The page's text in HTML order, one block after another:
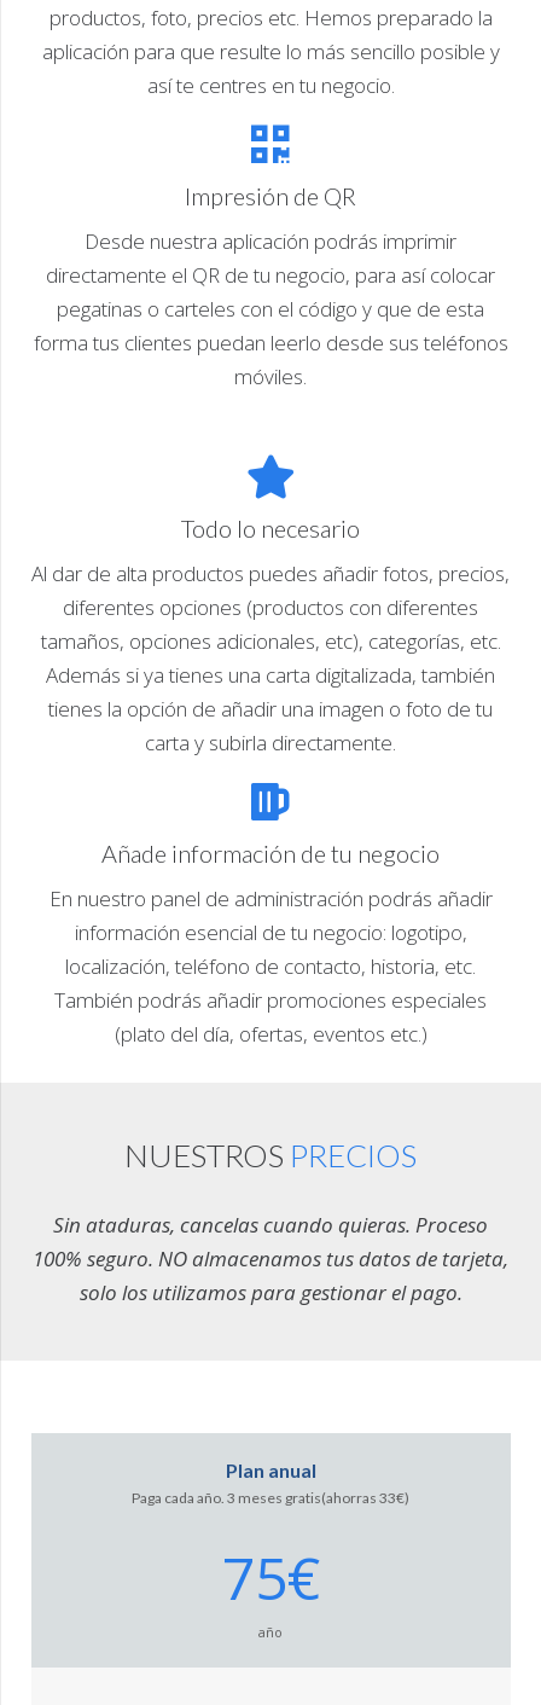
productos, foto, precios etc. Hemos preparado la
aplicación para que resulte lo más sencillo posible y
así te centres en tu negocio.
Impresión de QR
Desde nuestra aplicación podrás imprimir
directamente el QR de tu negocio, para así colocar
pegatinas o carteles con el código y que de esta
forma tus clientes puedan leerlo desde sus teléfonos
móviles.
Todo lo necesario
Al dar de alta productos puedes añadir fotos, precios,
diferentes opciones (productos con diferentes
tamaños, opciones adicionales, etc), categorías, etc.
Además si ya tienes una carta digitalizada, también
tienes la opción de añadir una imagen o foto de tu
carta y subirla directamente.
Añade información de tu negocio
En nuestro panel de administración podrás añadir
información esencial de tu negocio: logotipo,
localización, teléfono de contacto, historia, etc.
También podrás añadir promociones especiales
(plato del día, ofertas, eventos etc.)
NUESTROS PRECIOS
Sin ataduras, cancelas cuando quieras. Proceso
100% seguro. NO almacenamos tus datos de tarjeta,
solo los utilizamos para gestionar el pago.
Plan anual
Paga cada año. 3 meses gratis(ahorras 33€)
75€
año